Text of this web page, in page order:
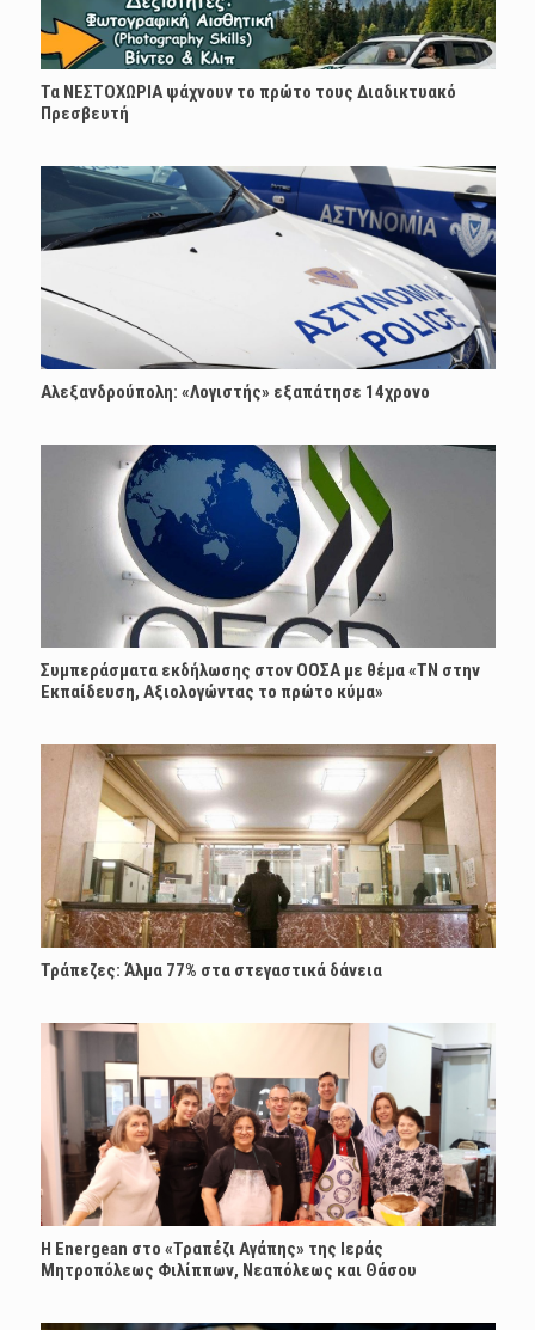
Τα ΝΕΣΤΟΧΩΡΙΑ ψάχνουν το πρώτο τους Διαδικτυακό
Πρεσβευτή
Αλεξανδρούπολη: «Λογιστής» εξαπάτησε 14χρονο
Συμπεράσματα εκδήλωσης στον ΟΟΣΑ με θέμα «ΤΝ στην
Εκπαίδευση, Αξιολογώντας το πρώτο κύμα»
Τράπεζες: Άλμα 77% στα στεγαστικά δάνεια
H Energean στο «Τραπέζι Αγάπης» της Ιεράς
Μητροπόλεως Φιλίππων, Νεαπόλεως και Θάσου